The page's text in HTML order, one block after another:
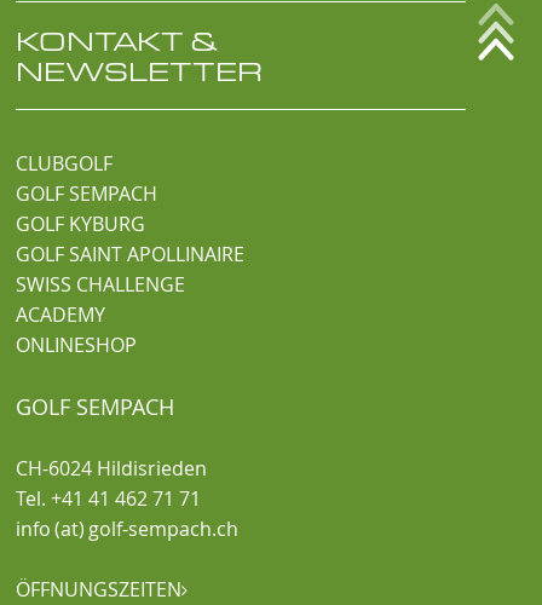
KONTAKT &
NEWSLETTER
CLUBGOLF
GOLF SEMPACH
GOLF KYBURG
GOLF SAINT APOLLINAIRE
SWISS CHALLENGE
ACADEMY
ONLINESHOP
GOLF SEMPACH
CH-6024 Hildisrieden
Tel. +41 41 462 71 71
info (at) golf-sempach.ch
ÖFFNUNGSZEITEN